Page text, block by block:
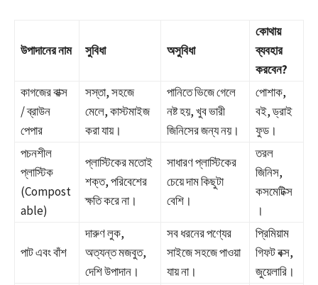
উপাদানের নাম সুবিধা অসুবিধা
কোথায়
ব্যবহার
করবেন?
কাগজের বাক্স
/ ব্রাউন
পেপার
সস্তা, সহজে
মেলে, কাস্টমাইজ
করা যায়।
পানিতে ভিজে গেলে
নষ্ট হয়, খুব ভারী
জিনিসের জন্য নয়।
পোশাক,
বই, ড্রাই
ফুড।
পচনশীল
প্লাস্টিক
(Compost
able)
প্লাস্টিকের মতোই
শক্ত, পরিবেশের
ক্ষতি করে না।
সাধারণ প্লাস্টিকের
চেয়ে দাম কিছুটা
বেশি।
তরল
জিনিস,
কসমেটিক্স
।
পাট এবং বাঁশ
দারুণ লুক,
অত্যন্ত মজবুত,
দেশি উপাদান।
সব ধরনের পণ্যের
সাইজে সহজে পাওয়া
যায় না।
প্রিমিয়াম
গিফট বক্স,
জুয়েলারি।